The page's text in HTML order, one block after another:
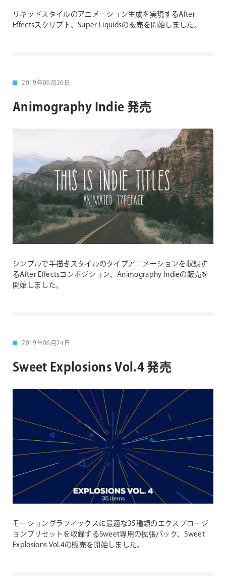
リキッドスタイルのアニメーション生成を実現するAfter
Effectsスクリプト、Super Liquidsの販売を開始しました。
2019年06月26日
Animography Indie 発売
シンプルで手描きスタイルのタイプアニメーションを収録す
るAfter Effectsコンポジション、Animography Indieの販売を
開始しました。
2019年06月24日
Sweet Explosions Vol.4 発売
モーショングラフィックスに最適な35種類のエクスプロージ
ョンプリセットを収録するSweet専用の拡張パック、Sweet
Explosions Vol.4の販売を開始しました。